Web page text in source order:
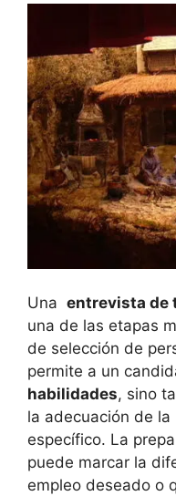
Una ⁢ entrevista ⁣de
una de las etapas
de selección de‌
permite‍ a un
habilidades, sino
‌la adecuación de
específico. La
puede marcar la
empleo deseado o